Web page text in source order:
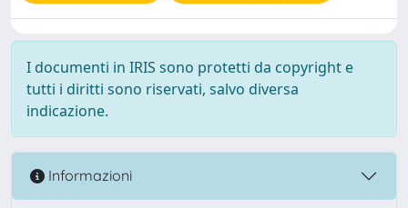
I documenti in IRIS sono protetti da copyright e
tutti i diritti sono riservati, salvo diversa
indicazione.
Informazioni